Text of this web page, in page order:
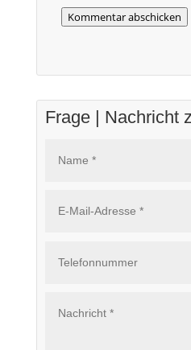
Kommentar abschicken
Frage | Nachricht